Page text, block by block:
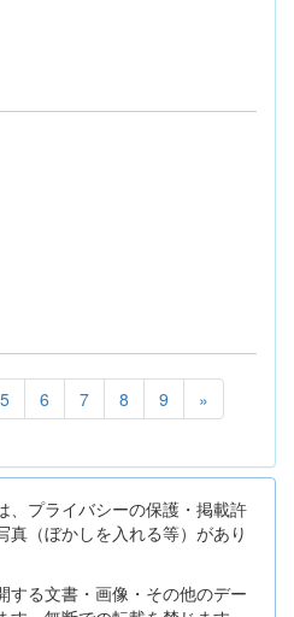
5 6 7 8 9 »
、プライバシーの保護・掲載許
真（ぼかしを入れる等）があり
する文書・画像・その他のデー